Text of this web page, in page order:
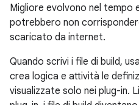
Migliore evolvono nel tempo
potrebbero non
scaricato da internet.
Quando scrivi i file di build,
crea logica e attività le
visualizzate solo nei plug-in.